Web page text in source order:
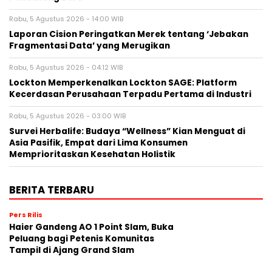
Rabu, 5 Agustus 2026 - 14:00 WIB
Laporan Cision Peringatkan Merek tentang ‘Jebakan
Fragmentasi Data’ yang Merugikan
Rabu, 5 Agustus 2026 - 04:12 WIB
Lockton Memperkenalkan Lockton SAGE: Platform
Kecerdasan Perusahaan Terpadu Pertama di Industri
Rabu, 5 Agustus 2026 - 03:00 WIB
Survei Herbalife: Budaya “Wellness” Kian Menguat di
Asia Pasifik, Empat dari Lima Konsumen
Memprioritaskan Kesehatan Holistik
BERITA TERBARU
Pers Rilis
Haier Gandeng AO 1 Point Slam, Buka
Peluang bagi Petenis Komunitas
Tampil di Ajang Grand Slam